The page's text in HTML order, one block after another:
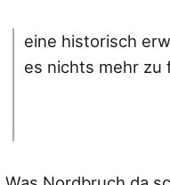
eine historisch
es nichts mehr zu